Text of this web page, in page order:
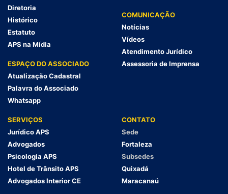
Diretoria
Histórico
Estatuto
APS na Mídia
ESPAÇO DO ASSOCIADO
Atualização Cadastral
Palavra do Associado
Whatsapp
COMUNICAÇÃO
Notícias
Vídeos
Atendimento Jurídico
Assessoria de Imprensa
SERVIÇOS
Jurídico APS
Advogados
Psicologia APS
Hotel de Trânsito APS
Advogados Interior CE
CONTATO
Sede
Fortaleza
Subsedes
Quixadá
Maracanaú